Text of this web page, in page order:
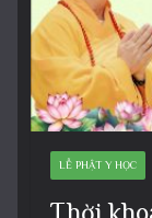
LỄ PHẬT Y HỌC
Thời